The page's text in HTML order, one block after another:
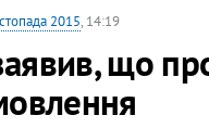
2015, 14:19
що